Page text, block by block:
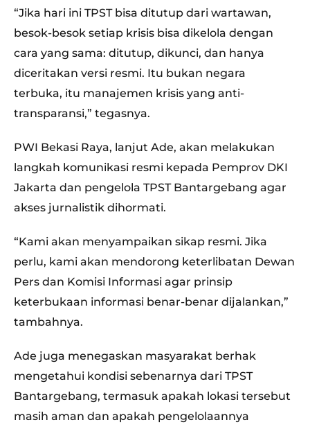
“Jika hari ini TPST bisa ditutup dari wartawan,
besok-besok setiap krisis bisa dikelola dengan
cara yang sama: ditutup, dikunci, dan hanya
diceritakan versi resmi. Itu bukan negara
terbuka, itu manajemen krisis yang anti-
transparansi,” tegasnya.
PWI Bekasi Raya, lanjut Ade, akan melakukan
langkah komunikasi resmi kepada Pemprov DKI
Jakarta dan pengelola TPST Bantargebang agar
akses jurnalistik dihormati.
“Kami akan menyampaikan sikap resmi. Jika
perlu, kami akan mendorong keterlibatan Dewan
Pers dan Komisi Informasi agar prinsip
keterbukaan informasi benar-benar dijalankan,”
tambahnya.
Ade juga menegaskan masyarakat berhak
mengetahui kondisi sebenarnya dari TPST
Bantargebang, termasuk apakah lokasi tersebut
masih aman dan apakah pengelolaannya